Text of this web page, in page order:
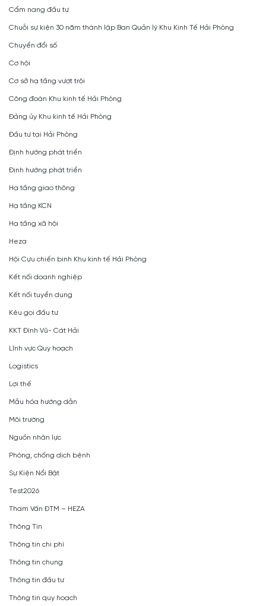
Cẩm nang đầu tư
Chuỗi sự kiện 30 năm thành lập Ban Quản lý Khu Kinh Tế Hải Phòng
Chuyển đổi số
Cơ hội
Cơ sở hạ tầng vượt trội
Công đoàn Khu kinh tế Hải Phòng
Đảng ủy Khu kinh tế Hải Phòng
Đầu tư tại Hải Phòng
Định hướng phát triển
Định hướng phát triển
Hạ tầng giao thông
Hạ tầng KCN
Hạ tầng xã hội
Heza
Hội Cựu chiến binh Khu kinh tế Hải Phòng
Kết nối doanh nghiệp
Kết nối tuyển dụng
Kêu gọi đầu tư
KKT Đình Vũ- Cát Hải
Lĩnh vực Quy hoạch
Logistics
Lợi thế
Mẫu hóa hướng dẫn
Môi trường
Nguồn nhân lực
Phòng, chống dịch bệnh
Sự Kiện Nổi Bật
Test2026
Tham Vấn ĐTM – HEZA
Thông Tin
Thông tin chi phí
Thông tin chung
Thông tin đầu tư
Thông tin quy hoạch